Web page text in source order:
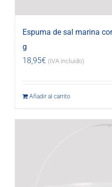
Espuma de sal marina
g
18,95€ (IVA incluido)
Añadir al carrito